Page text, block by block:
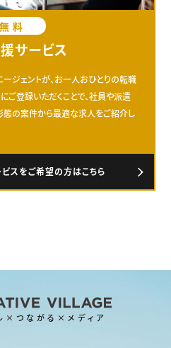
無料
サービス
ジェントが、お一人おひとりの転職
ご登録いただくことで、社員や派遣
態の案件から最適な求人をご紹介し
スをご希望の方はこちら
×つながる×メディア